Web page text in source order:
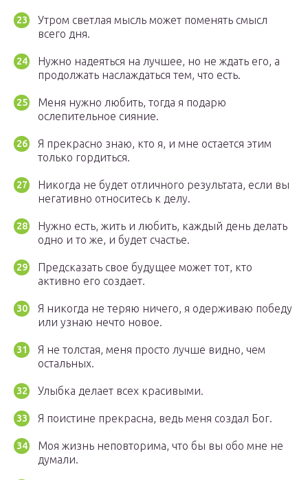
Утром светлая мысль может поменять смысл
всего дня.
Нужно надеяться на лучшее, но не ждать его, а
продолжать наслаждаться тем, что есть.
Меня нужно любить, тогда я подарю
ослепительное сияние.
Я прекрасно знаю, кто я, и мне остается этим
только гордиться.
Никогда не будет отличного результата, если вы
негативно относитесь к делу.
Нужно есть, жить и любить, каждый день делать
одно и то же, и будет счастье.
Предсказать свое будущее может тот, кто
активно его создает.
Я никогда не теряю ничего, я одерживаю победу
или узнаю нечто новое.
Я не толстая, меня просто лучше видно, чем
остальных.
Улыбка делает всех красивыми.
Я поистине прекрасна, ведь меня создал Бог.
Моя жизнь неповторима, что бы вы обо мне не
думали.